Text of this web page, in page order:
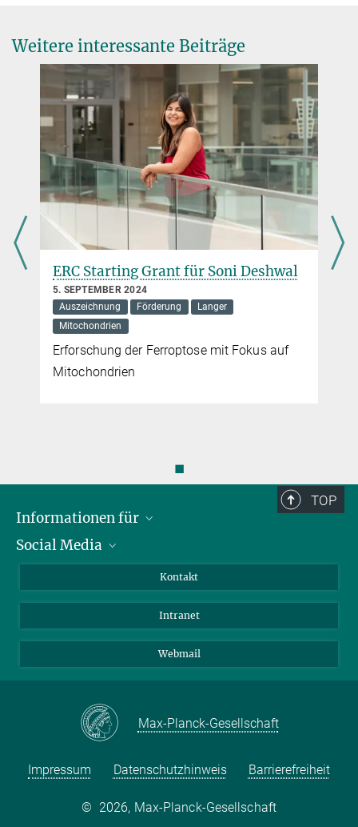
Weitere interessante Beiträge
ERC Starting Grant für Soni Deshwal
5. SEPTEMBER 2024
Auszeichnung
Förderung
Langer
Mitochondrien
Erforschung der Ferroptose mit Fokus auf
Mitochondrien
◼
TOP
Informationen für
Bewerbende
Social Media
YouTube
Kontakt
Intranet
Webmail
Max-Planck-Gesellschaft
Impressum Datenschutzhinweis Barrierefreiheit
© 2026, Max-Planck-Gesellschaft